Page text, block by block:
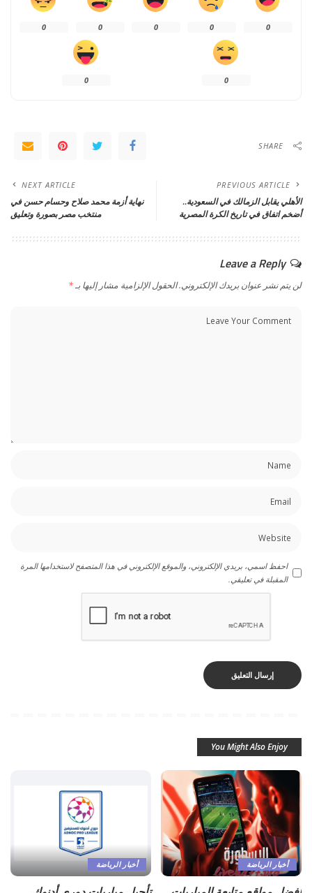
0
0
0
0
0
0
0
SHARE
PREVIOUS ARTICLE
الأهلي يقابل الزمالك في السعودية..
أضخم اتفاق في تاريخ الكرة المصرية
NEXT ARTICLE
نهاية أزمة محمد صلاح وحسام حسن في
منتخب مصر بصورة وتعليق
Leave a Reply
لن يتم نشر عنوان بريدك الإلكتروني.الحقول الإلزامية مشار إليها بـ*
احفظ اسمي، بريدي الإلكتروني، والموقع الإلكتروني في هذا المتصفح لاستخدامها المرة
المقبلة في تعليقي.
You Might Also Enjoy
أخبار الرياضة أخبار الرياضة